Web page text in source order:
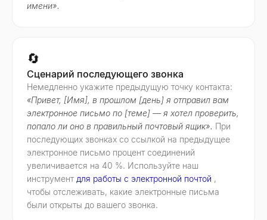
имени».
🔄
Сценарий последующего звонка
Немедленно укажите предыдущую точку контакта:
«Привет, [Имя], в прошлом [день] я отправил вам
электронное письмо по [теме] — я хотел проверить,
попало ли оно в правильный почтовый ящик». При
последующих звонках со ссылкой на предыдущее
электронное письмо процент соединений
увеличивается на 40 %. Используйте наш
инструмент для работы с электронной почтой ,
чтобы отслеживать, какие электронные письма
были открыты до вашего звонка.